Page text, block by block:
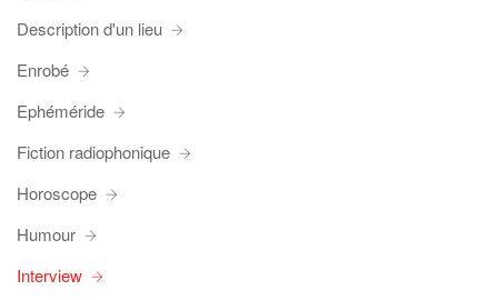
Description d'un lieu
Enrobé
Ephéméride
Fiction radiophonique
Horoscope
Humour
Interview